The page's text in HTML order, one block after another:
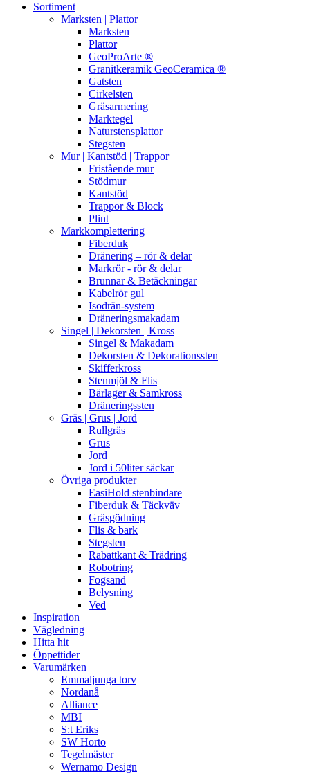
Sortiment
Marksten | Plattor
Marksten
Plattor
GeoProArte ®
Granitkeramik GeoCeramica ®
Gatsten
Cirkelsten
Gräsarmering
Marktegel
Naturstensplattor
Stegsten
Mur | Kantstöd | Trappor
Fristående mur
Stödmur
Kantstöd
Trappor & Block
Plint
Markkomplettering
Fiberduk
Dränering – rör & delar
Markrör - rör & delar
Brunnar & Betäckningar
Kabelrör gul
Isodrän-system
Dräneringsmakadam
Singel | Dekorsten | Kross
Singel & Makadam
Dekorsten & Dekorationssten
Skifferkross
Stenmjöl & Flis
Bärlager & Samkross
Dräneringssten
Gräs | Grus | Jord
Rullgräs
Grus
Jord
Jord i 50liter säckar
Övriga produkter
EasiHold stenbindare
Fiberduk & Täckväv
Gräsgödning
Flis & bark
Stegsten
Rabattkant & Trädring
Robotring
Fogsand
Belysning
Ved
Inspiration
Vägledning
Hitta hit
Öppettider
Varumärken
Emmaljunga torv
Nordanå
Alliance
MBI
S:t Eriks
SW Horto
Tegelmäster
Wernamo Design